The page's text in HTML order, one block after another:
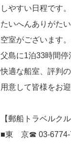
しやすい日程です。
たいへんありがた
空室がございます
父島に1泊33時間停
快適な船室、評判
用意して皆様をお
【郵船トラベルク
■東 京☎ 03-